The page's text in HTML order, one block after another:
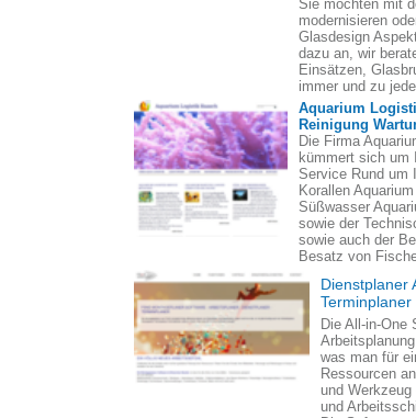
Sie möchten mit
modernisieren
Glasdesign
dazu an, wir
Einsätzen,
immer und zu
Aquarium
Reinigung
Die Firma
kümmert sich um
Service Rund um
Korallen
Süßwasser
sowie der
sowie auch der
Besatz von
Dienstplaner
Die All-in-One
was man für
Ressourcen
und
und